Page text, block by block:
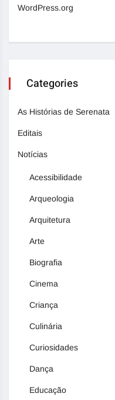
WordPress.org
Categories
As Histórias de Serenata
Editais
Notícias
Acessibilidade
Arqueologia
Arquitetura
Arte
Biografia
Cinema
Criança
Culinária
Curiosidades
Dança
Educação